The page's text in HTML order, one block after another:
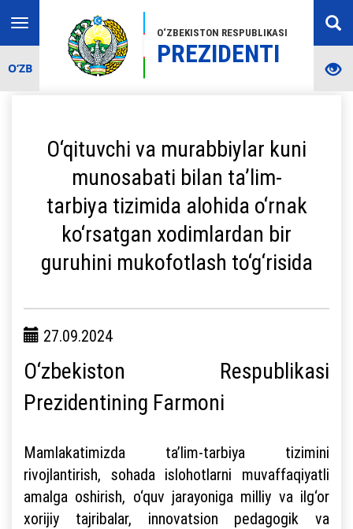
O‘ZBEKISTON RESPUBLIKASI
PREZIDENTI
Toggle
navigation
O‘ZB
O‘qituvchi va murabbiylar kuni
munosabati bilan ta’lim-
tarbiya tizimida alohida o‘rnak
ko‘rsatgan xodimlardan bir
guruhini mukofotlash to‘g‘risida
27.09.2024
O‘zbekiston Respublikasi
Prezidentining Farmoni
Mamlakatimizda ta’lim-tarbiya tizimini
rivojlantirish, sohada islohotlarni muvaffaqiyatli
amalga oshirish, o‘quv jarayoniga milliy va ilg‘or
xorijiy tajribalar, innovatsion pedagogik va